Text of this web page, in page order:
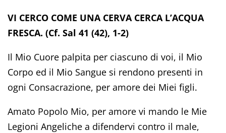
VI CERCO COME UNA CERVA CERCA L’ACQUA
FRESCA. (Cf. Sal 41 (42), 1-2)
Il Mio Cuore palpita per ciascuno di voi, il Mio
Corpo ed il Mio Sangue si rendono presenti in
ogni Consacrazione, per amore dei Miei figli.
Amato Popolo Mio, per amore vi mando le Mie
Legioni Angeliche a difendervi contro il male,